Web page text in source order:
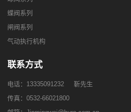
蝶阀系列
闸阀系列
气动执行机构
联系方式
电话： 13335091232 靳先生
传真：0532-66021800